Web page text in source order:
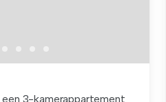
3-kamerappartement